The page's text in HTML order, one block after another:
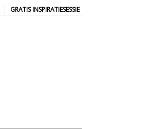
| GRATIS INSPIRATIESESSIE